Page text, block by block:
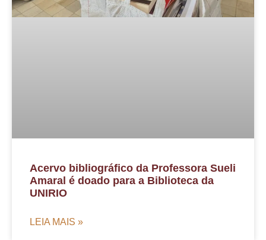
Acervo bibliográfico da Professora Sueli
Amaral é doado para a Biblioteca da
UNIRIO
LEIA MAIS »